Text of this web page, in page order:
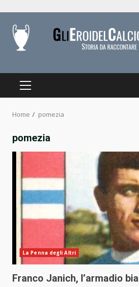
content
PRIMARY
Home pomezia
pomezia
La Penna degli Altri
Franco Janich, l’armadio